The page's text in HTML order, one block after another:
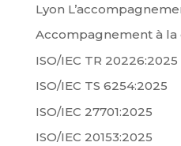
Lyon
Accompagnement à la
ISO/IEC TR 20226:2025
ISO/IEC TS 6254:2025
ISO/IEC 27701:2025
ISO/IEC 20153:2025